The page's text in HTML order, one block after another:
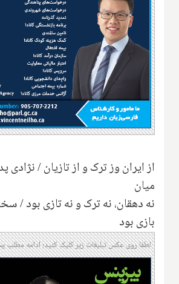
از ایران وز ترک و از تازیان / نژادی
میان
نه دهقان، نه ترک و نه تازی بود /
بازی بود
لطفا روی عکس تبلیغات زیر کلیک کنید؛ ادامه مطلب